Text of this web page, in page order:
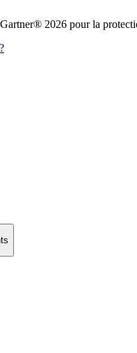
2026 pour la